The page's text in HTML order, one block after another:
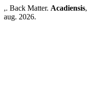
,. Back Matter. Acadiensis,
aug. 2026.